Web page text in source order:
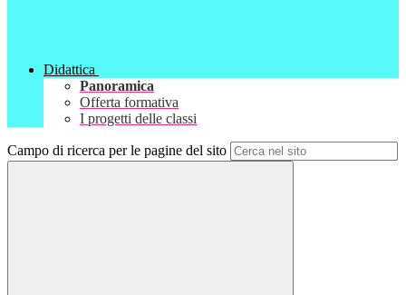
Didattica
Panoramica
Offerta formativa
I progetti delle classi
Campo di ricerca per le pagine del sito